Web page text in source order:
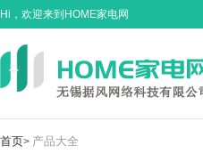
Hi，欢迎来到HOME家电网
首页> 产品大全